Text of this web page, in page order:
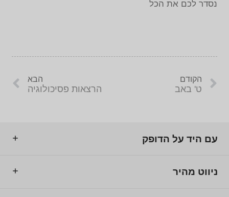
נסדר לכם את הכל
הקודם
ט' באב
הבא
הרצאות פסיכולוגיה
עם היד על הדופק
ניווט מהיר